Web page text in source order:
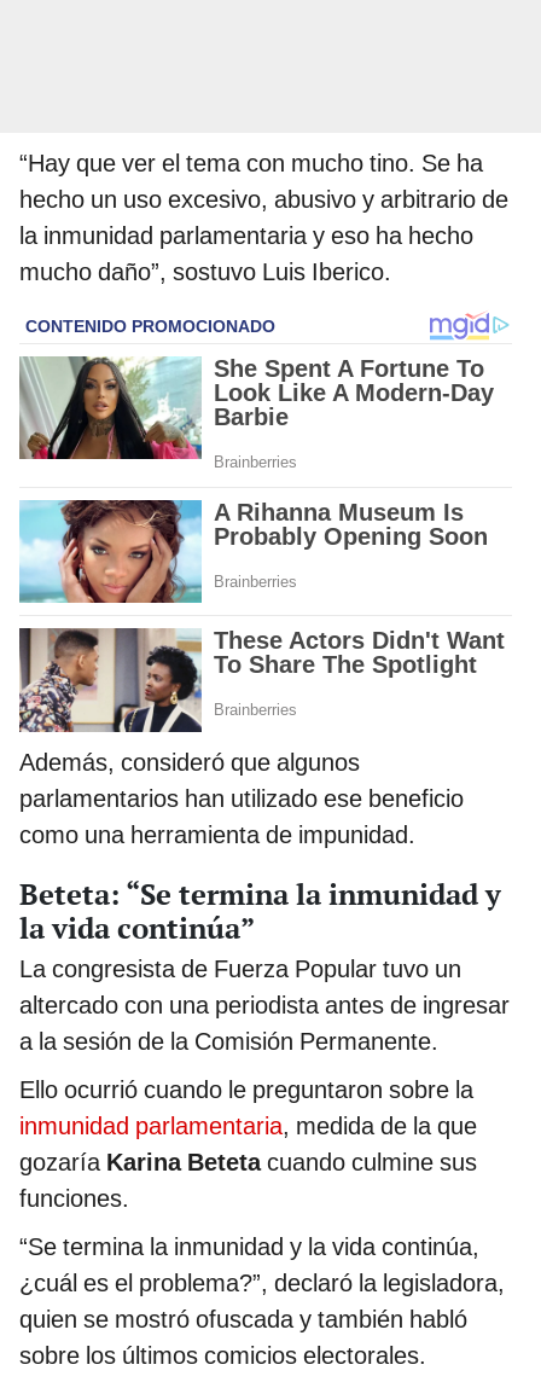
“Hay que ver el tema con mucho tino. Se ha
hecho un uso excesivo, abusivo y arbitrario de
la inmunidad parlamentaria y eso ha hecho
mucho daño”, sostuvo Luis Iberico.
Además, consideró que algunos
parlamentarios han utilizado ese beneficio
como una herramienta de impunidad.
Beteta: “Se termina la inmunidad y
la vida continúa”
La congresista de Fuerza Popular tuvo un
altercado con una periodista antes de ingresar
a la sesión de la Comisión Permanente.
Ello ocurrió cuando le preguntaron sobre la
inmunidad parlamentaria, medida de la que
gozaría Karina Betetacuando culmine sus
funciones.
“Se termina la inmunidad y la vida continúa,
¿cuál es el problema?”, declaró la legisladora,
quien se mostró ofuscada y también habló
sobre los últimos comicios electorales.